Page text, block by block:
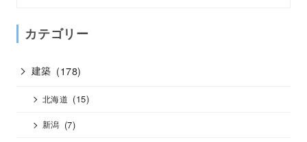
カテゴリー
建築 (178)
北海道 (15)
新潟 (7)